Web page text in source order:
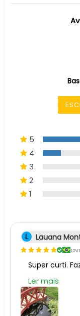
5
4
3
2
1
L Lauana
Ler mais